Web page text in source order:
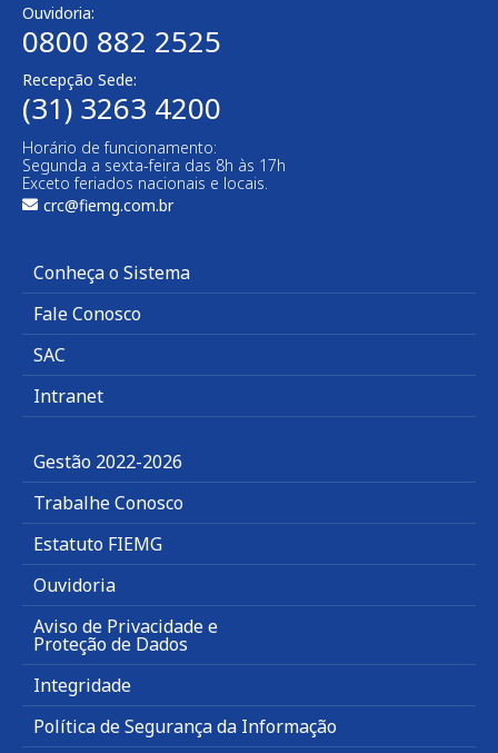
Ouvidoria:
0800 882 2525​
Recepção Sede:
(31) 3263 4200
Horário de funcionamento:
Segunda a sexta-feira das 8h às 17h
Exceto feriados nacionais e locais.
crc@fiemg.com.br
Conheça o Sistema
Fale Conosco
SAC
Intranet
Gestão 2022-2026
Trabalhe Conosco
Estatuto FIEMG
Ouvidoria
Aviso de Privacidade e
Proteção de Dados
Integridade
Política de Segurança da Informação